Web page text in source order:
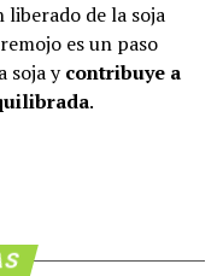
de la soja
es un paso
soja ycontribuye a
.